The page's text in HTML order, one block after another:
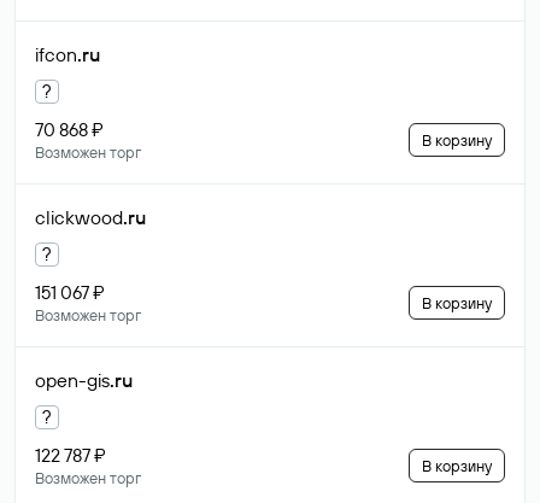
ifcon.ru
?
70 868 ₽
Возможен торг
В корзину
clickwood.ru
?
151 067 ₽
Возможен торг
В корзину
open-gis.ru
?
122 787 ₽
Возможен торг
В корзину